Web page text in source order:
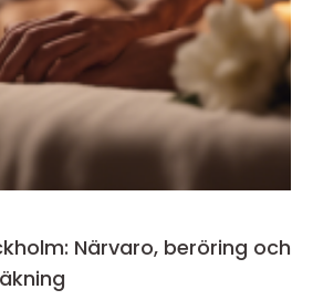
Närvaro, beröring och